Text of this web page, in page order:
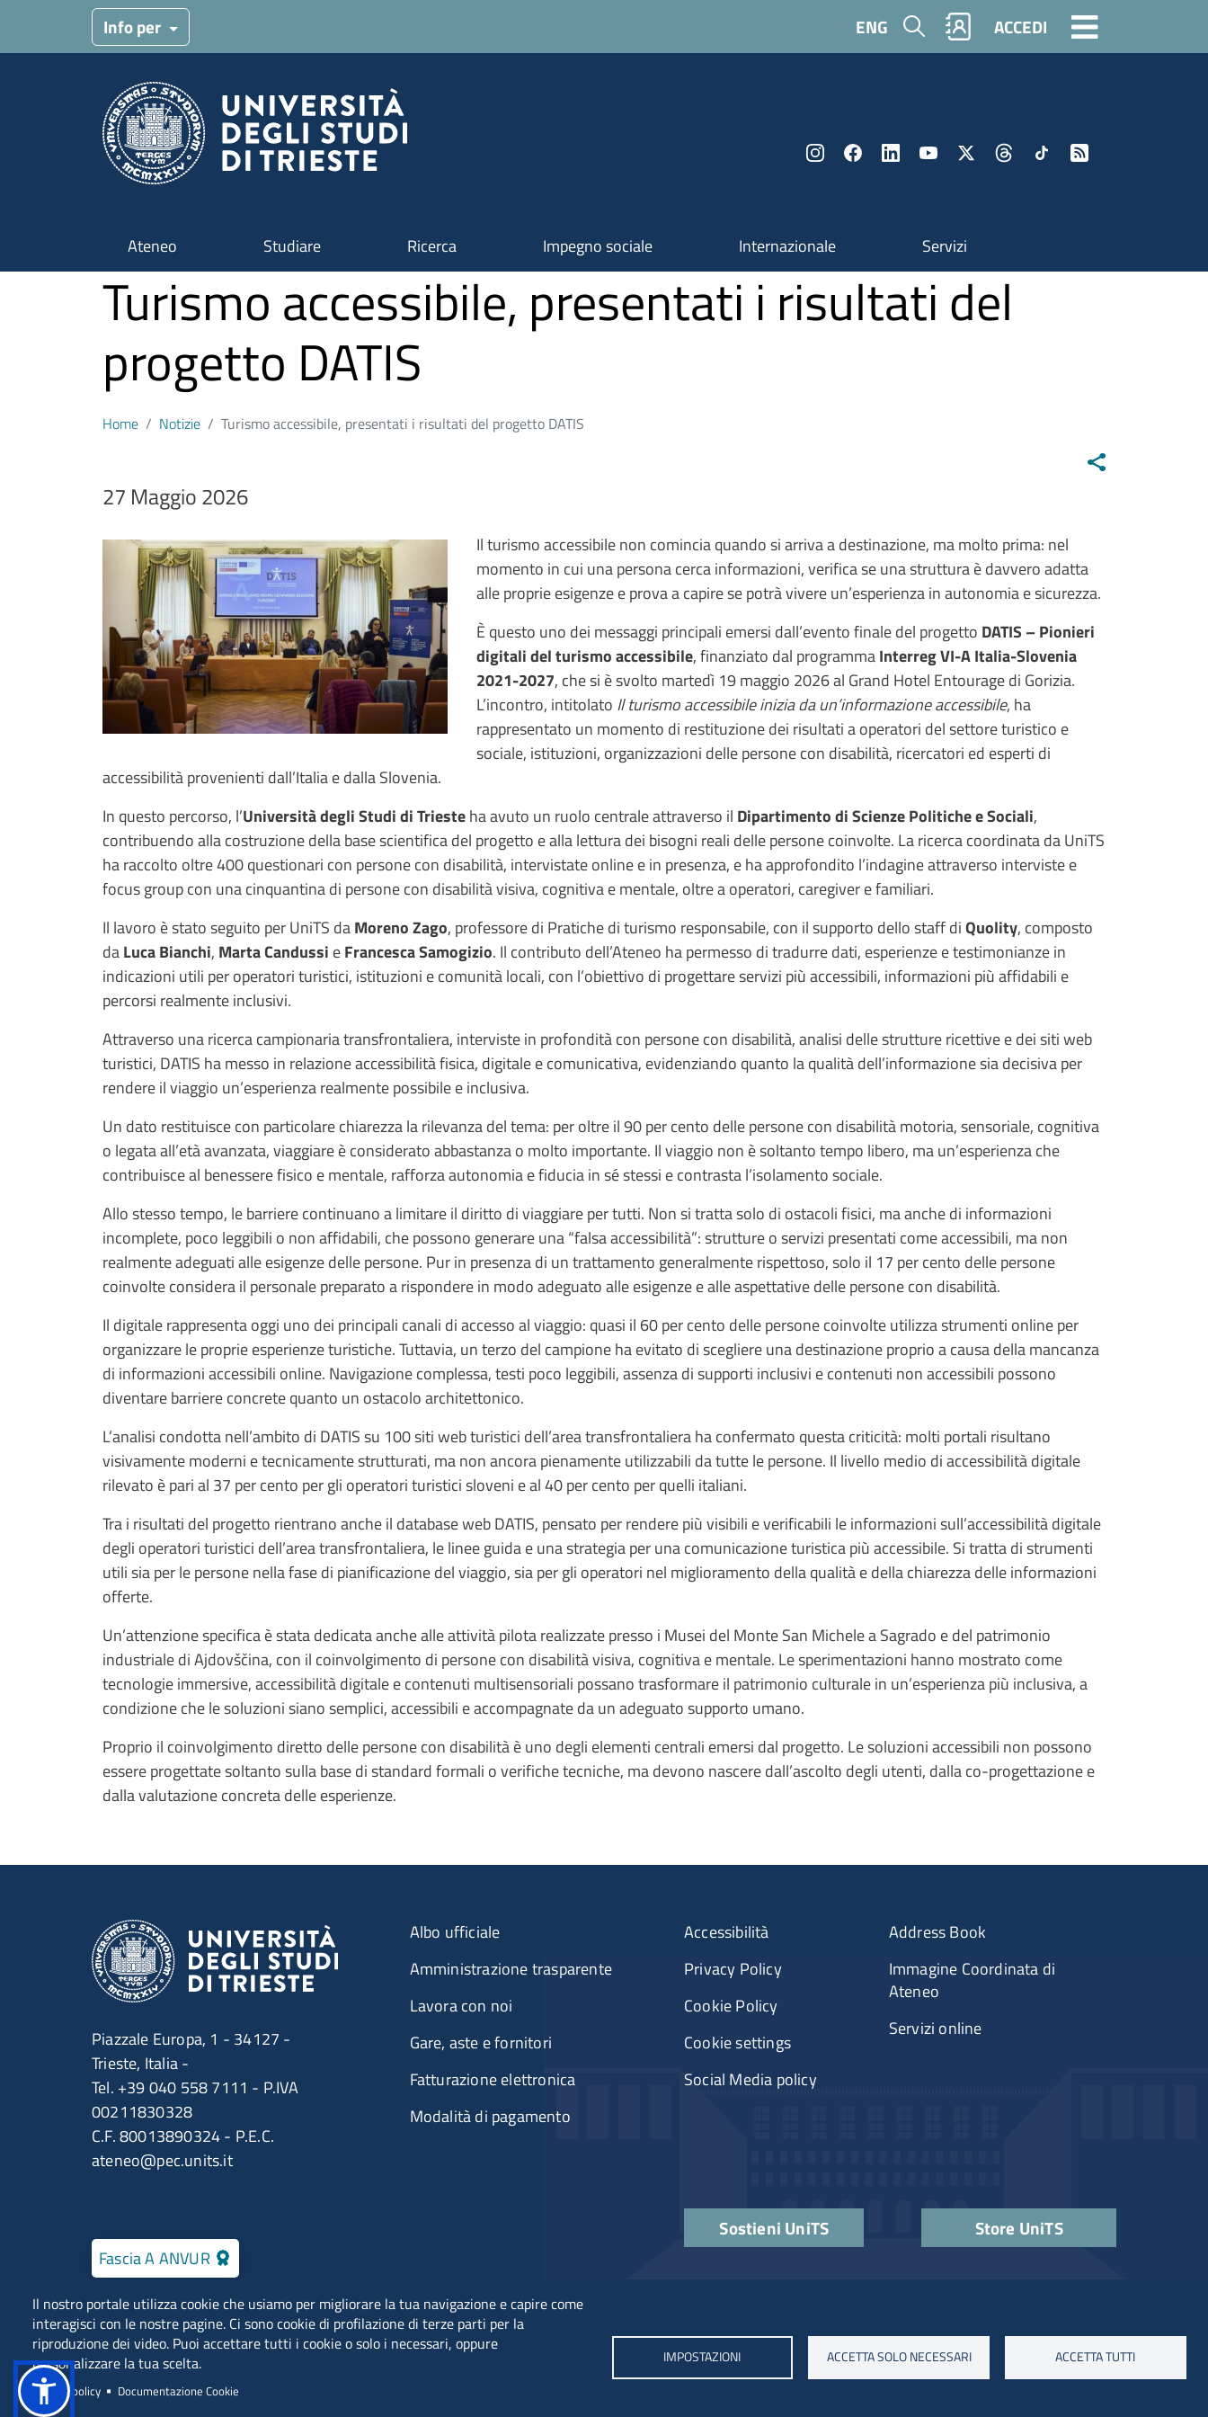
Salta al contenuto principale
Info per ENG Cerca ACCEDI
Ateneo Studiare Ricerca Impegno sociale Internazionale Servizi
Turismo accessibile, presentati i risultati del
progetto DATIS
Home Notizie Turismo accessibile, presentati i risultati del progetto DATIS
27 Maggio 2026
Immagine
Image
Testo notizia
Il turismo accessibile non comincia quando si arriva a destinazione, ma molto prima: nel
momento in cui una persona cerca informazioni, verifica se una struttura è davvero adatta
alle proprie esigenze e prova a capire se potrà vivere un’esperienza in autonomia e sicurezza.
È questo uno dei messaggi principali emersi dall’evento finale del progetto DATIS – Pionieri
digitali del turismo accessibile, finanziato dal programmaInterreg VI-A Italia-Slovenia
2021-2027, che si è svolto martedì 19 maggio 2026 al Grand Hotel Entourage di Gorizia.
L’incontro, intitolato Il turismo accessibile inizia da un’informazione accessibile, ha
rappresentato un momento di restituzione dei risultati a operatori del settore turistico e
sociale, istituzioni, organizzazioni delle persone con disabilità, ricercatori ed esperti di
accessibilità provenienti dall’Italia e dalla Slovenia.
In questo percorso, l’Università degli Studi di Triesteha avuto un ruolo centrale attraverso il Dipartimento di Scienze Politiche e Sociali,
contribuendo alla costruzione della base scientifica del progetto e alla lettura dei bisogni reali delle persone coinvolte. La ricerca coordinata da UniTS
ha raccolto oltre 400 questionari con persone con disabilità, intervistate online e in presenza, e ha approfondito l’indagine attraverso interviste e
focus group con una cinquantina di persone con disabilità visiva, cognitiva e mentale, oltre a operatori, caregiver e familiari.
Il lavoro è stato seguito per UniTS daMoreno Zago, professore di Pratiche di turismo responsabile, con il supporto dello staff diQuolity, composto
daLuca Bianchi, Marta Candussi eFrancesca Samogizio. Il contributo dell’Ateneo ha permesso di tradurre dati, esperienze e testimonianze in
indicazioni utili per operatori turistici, istituzioni e comunità locali, con l’obiettivo di progettare servizi più accessibili, informazioni più affidabili e
percorsi realmente inclusivi.
Attraverso una ricerca campionaria transfrontaliera, interviste in profondità con persone con disabilità, analisi delle strutture ricettive e dei siti web
turistici, DATIS ha messo in relazione accessibilità fisica, digitale e comunicativa, evidenziando quanto la qualità dell’informazione sia decisiva per
rendere il viaggio un’esperienza realmente possibile e inclusiva.
Un dato restituisce con particolare chiarezza la rilevanza del tema: per oltre il 90 per cento delle persone con disabilità motoria, sensoriale, cognitiva
o legata all’età avanzata, viaggiare è considerato abbastanza o molto importante. Il viaggio non è soltanto tempo libero, ma un’esperienza che
contribuisce al benessere fisico e mentale, rafforza autonomia e fiducia in sé stessi e contrasta l’isolamento sociale.
Allo stesso tempo, le barriere continuano a limitare il diritto di viaggiare per tutti. Non si tratta solo di ostacoli fisici, ma anche di informazioni
incomplete, poco leggibili o non affidabili, che possono generare una “falsa accessibilità”: strutture o servizi presentati come accessibili, ma non
realmente adeguati alle esigenze delle persone. Pur in presenza di un trattamento generalmente rispettoso, solo il 17 per cento delle persone
coinvolte considera il personale preparato a rispondere in modo adeguato alle esigenze e alle aspettative delle persone con disabilità.
Il digitale rappresenta oggi uno dei principali canali di accesso al viaggio: quasi il 60 per cento delle persone coinvolte utilizza strumenti online per
organizzare le proprie esperienze turistiche. Tuttavia, un terzo del campione ha evitato di scegliere una destinazione proprio a causa della mancanza
di informazioni accessibili online. Navigazione complessa, testi poco leggibili, assenza di supporti inclusivi e contenuti non accessibili possono
diventare barriere concrete quanto un ostacolo architettonico.
L’analisi condotta nell’ambito di DATIS su 100 siti web turistici dell’area transfrontaliera ha confermato questa criticità: molti portali risultano
visivamente moderni e tecnicamente strutturati, ma non ancora pienamente utilizzabili da tutte le persone. Il livello medio di accessibilità digitale
rilevato è pari al 37 per cento per gli operatori turistici sloveni e al 40 per cento per quelli italiani.
Tra i risultati del progetto rientrano anche il database web DATIS, pensato per rendere più visibili e verificabili le informazioni sull’accessibilità digitale
degli operatori turistici dell’area transfrontaliera, le linee guida e una strategia per una comunicazione turistica più accessibile. Si tratta di strumenti
utili sia per le persone nella fase di pianificazione del viaggio, sia per gli operatori nel miglioramento della qualità e della chiarezza delle informazioni
offerte.
Un’attenzione specifica è stata dedicata anche alle attività pilota realizzate presso i Musei del Monte San Michele a Sagrado e del patrimonio
industriale di Ajdovščina, con il coinvolgimento di persone con disabilità visiva, cognitiva e mentale. Le sperimentazioni hanno mostrato come
tecnologie immersive, accessibilità digitale e contenuti multisensoriali possano trasformare il patrimonio culturale in un’esperienza più inclusiva, a
condizione che le soluzioni siano semplici, accessibili e accompagnate da un adeguato supporto umano.
Proprio il coinvolgimento diretto delle persone con disabilità è uno degli elementi centrali emersi dal progetto. Le soluzioni accessibili non possono
essere progettate soltanto sulla base di standard formali o verifiche tecniche, ma devono nascere dall’ascolto degli utenti, dalla co-progettazione e
dalla valutazione concreta delle esperienze.
Il nostro portale utilizza cookie che usiamo per migliorare la tua navigazione e capire come
interagisci con le nostre pagine. Ci sono cookie di profilazione di terze parti per la
riproduzione dei video. Puoi accettare tutti i cookie o solo i necessari, oppure
personalizzare la tua scelta.
Privacy policy Documentazione Cookie
IMPOSTAZIONI ACCETTA SOLO NECESSARI ACCETTA TUTTI
Piazzale Europa, 1 - 34127 -
Trieste, Italia -
Tel. +39 040 558 7111 - P.IVA
00211830328
C.F. 80013890324 - P.E.C.
ateneo@pec.units.it
Fascia A ANVUR
Dove siamo Scrivici
Albo ufficiale
Amministrazione trasparente
Lavora con noi
Gare, aste e fornitori
Fatturazione elettronica
Modalità di pagamento
Accessibilità
Privacy Policy
Cookie Policy
Cookie settings
Social Media policy
Address Book
Immagine Coordinata di
Ateneo
Servizi online
Sostieni UniTS Store UniTS